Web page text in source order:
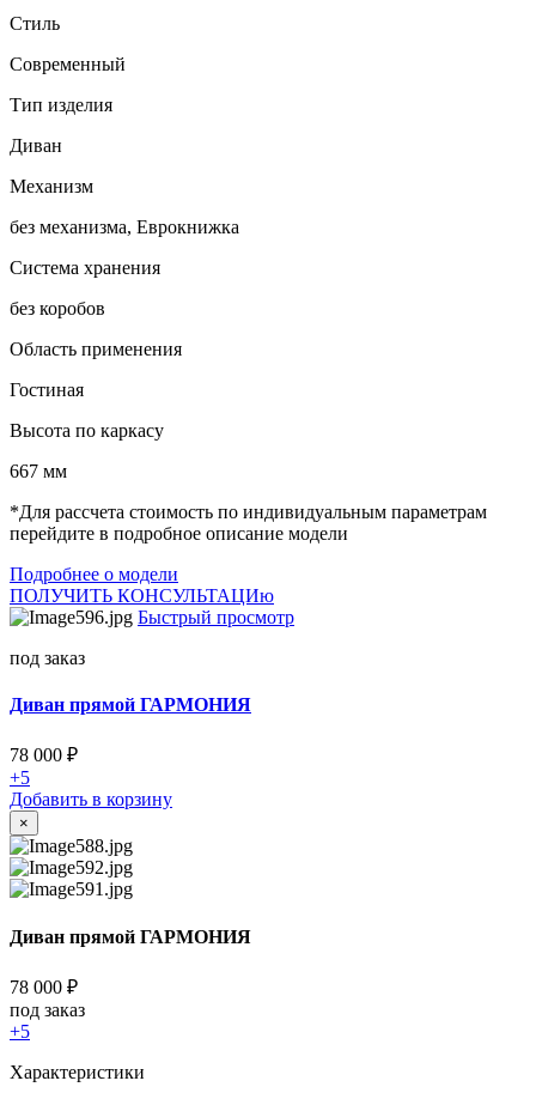
Стиль
Современный
Тип изделия
Диван
Механизм
без механизма, Еврокнижка
Система хранения
без коробов
Область применения
Гостиная
Высота по каркасу
667 мм
*Для рассчета стоимость по индивидуальным параметрам
перейдите в подробное описание модели
Подробнее о модели
ПОЛУЧИТЬ КОНСУЛЬТАЦИю
Быстрый просмотр
под заказ
Диван прямой ГАРМОНИЯ
78 000 ₽
+5
Добавить в корзину
×
Диван прямой ГАРМОНИЯ
78 000 ₽
под заказ
+5
Характеристики